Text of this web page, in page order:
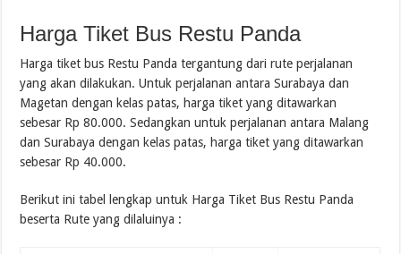
Harga Tiket Bus Restu Panda
Harga tiket bus Restu Panda tergantung dari rute perjalanan
yang akan dilakukan. Untuk perjalanan antara Surabaya dan
Magetan dengan kelas patas, harga tiket yang ditawarkan
sebesar Rp 80.000. Sedangkan untuk perjalanan antara Malang
dan Surabaya dengan kelas patas, harga tiket yang ditawarkan
sebesar Rp 40.000.
Berikut ini tabel lengkap untuk Harga Tiket Bus Restu Panda
beserta Rute yang dilaluinya :